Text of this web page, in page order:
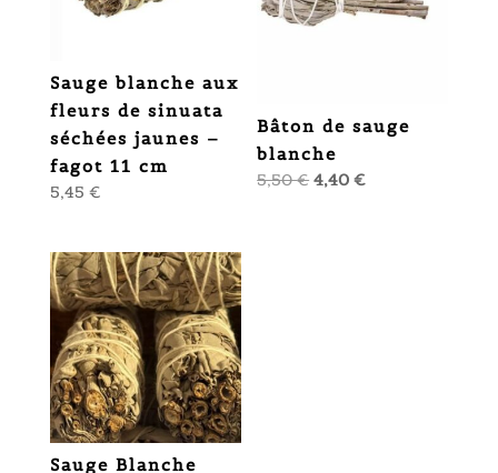
Sauge blanche aux
fleurs de sinuata
séchées jaunes –
fagot 11 cm
5,45 €
Bâton de sauge
blanche
5,50€ Le
4,40€Le
Sauge Blanche